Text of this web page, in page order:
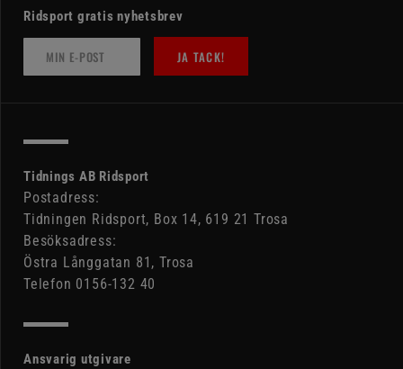
Ridsport gratis nyhetsbrev
JA TACK!
Tidnings AB Ridsport
Postadress:
Tidningen Ridsport, Box 14, 619 21 Trosa
Besöksadress:
Östra Långgatan 81, Trosa
Telefon 0156-132 40
Ansvarig utgivare